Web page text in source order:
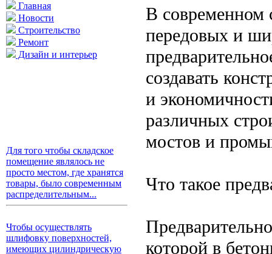
Главная
Новости
Строительство
Ремонт
Дизайн и интерьер
Для того чтобы складское
помещение являлось не
просто местом, где хранятся
товары, было современным
распределительным...
Чтобы осуществлять
шлифовку поверхностей,
имеющих цилиндрическую
В современном
передовых и
создавать
и
различных
мостов и
Что такое
которой в